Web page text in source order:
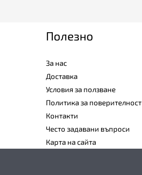
Полезно
За нас
Доставка
Условия за ползване
Политика за поверителност
Контакти
Често задавани въпроси
Карта на сайта